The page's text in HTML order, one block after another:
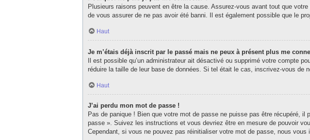
Plusieurs raisons peuvent en être la cause. Assurez-vous avant tout que
de vous assurer de ne pas avoir été banni. Il est également possible que le
Haut
Je m’étais déjà inscrit par le passé mais ne peux à présent plus me
Il est possible qu’un administrateur ait désactivé ou supprimé votre compte
réduire la taille de leur base de données. Si tel était le cas, inscrivez-vous de
Haut
J’ai perdu mon mot de passe !
Pas de panique ! Bien que votre mot de passe ne puisse pas être récupéré,
passe ». Suivez les instructions et vous devriez être en mesure de pouvoir
Cependant, si vous ne pouvez pas réinitialiser votre mot de passe, nous